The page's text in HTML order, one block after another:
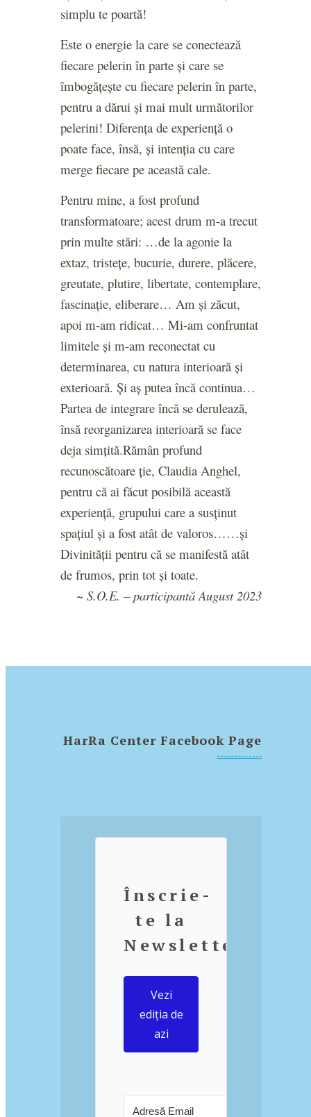
simplu te poartă!
Este o energie la care se conectează
fiecare pelerin în parte și care se
îmbogățește cu fiecare pelerin în parte,
pentru a dărui și mai mult următorilor
pelerini! Diferența de experiență o
poate face, însă, și intenția cu care
merge fiecare pe această cale.
Pentru mine, a fost profund
transformatoare; acest drum m-a trecut
prin multe stări: …de la agonie la
extaz, tristețe, bucurie, durere, plăcere,
greutate, plutire, libertate, contemplare,
fascinație, eliberare… Am și zăcut,
apoi m-am ridicat… Mi-am confruntat
limitele și m-am reconectat cu
determinarea, cu natura interioară și
exterioară. Și aș putea încă continua…
Partea de integrare încă se derulează,
însă reorganizarea interioară se face
deja simțită.Rămân profund
recunoscătoare ție, Claudia Anghel,
pentru că ai făcut posibilă această
experiență, grupului care a susținut
spațiul și a fost atât de valoros……și
Divinității pentru că se manifestă atât
de frumos, prin tot și toate.
~ S.O.E. – participantă August 2023
HarRa Center Facebook Page
Înscrie-
te la
Newsletter
Vezi
ediția de
azi